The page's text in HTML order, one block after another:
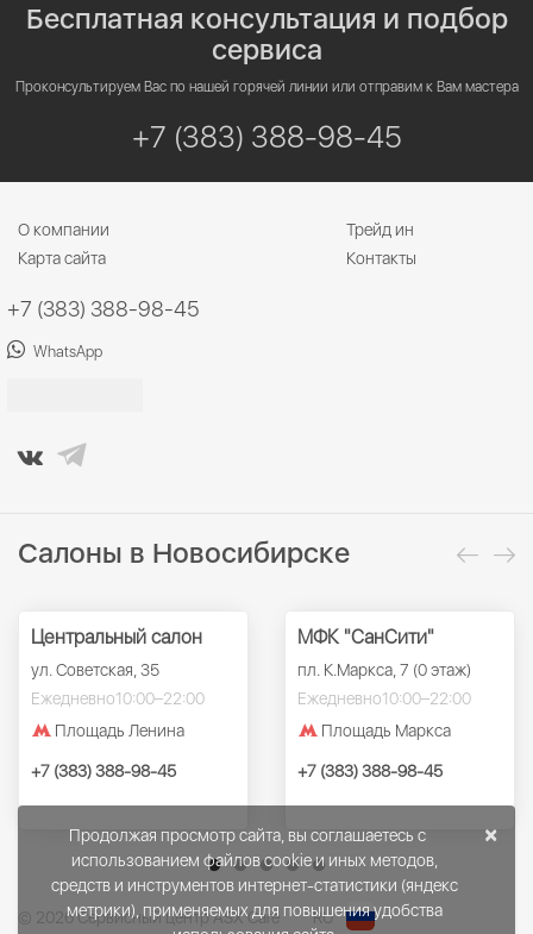
Бесплатная консультация и подбор
сервиса
Проконсультируем Вас по нашей горячей линии или отправим к Вам мастера
+7 (383) 388-98-45
О компании
Трейд ин
Карта сайта
Контакты
+7 (383) 388-98-45
WhatsApp
Салоны в Новосибирске
Центральный салон
ул. Советская, 35
Ежедневно10:00–22:00
Площадь Ленина
+7 (383) 388-98-45
МФК "СанСити"
пл. К.Маркса, 7 (0 этаж)
Ежедневно10:00–22:00
Площадь Маркса
+7 (383) 388-98-45
© 2026 Сервисный центр ASX Care RU
×
Продолжая просмотр сайта, вы соглашаетесь с
использованием файлов cookie и иных методов,
средств и инструментов интернет-статистики (яндекс
метрики), применяемых для повышения удобства